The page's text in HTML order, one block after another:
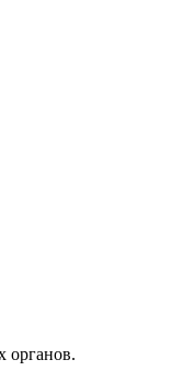
органов.